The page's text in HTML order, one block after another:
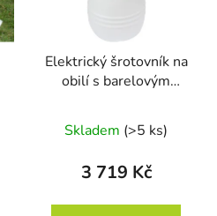
Elektrický šrotovník na
obilí s barelovým
HP 1,2kW
Skladem (>5 ks)
3 719 Kč